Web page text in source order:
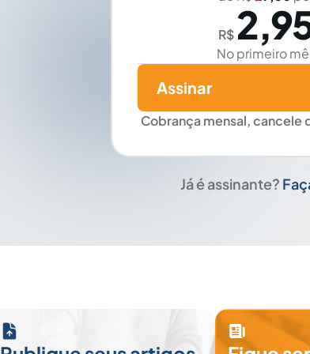
R$
No primeiro
Cobrança mensal, cancele
Assinar
Já é assinante?